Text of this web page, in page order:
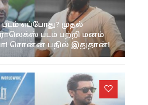
எப்போது? முதல்
படம் பற்றி மனம்
சொன்ன பதில் இதுதான்!